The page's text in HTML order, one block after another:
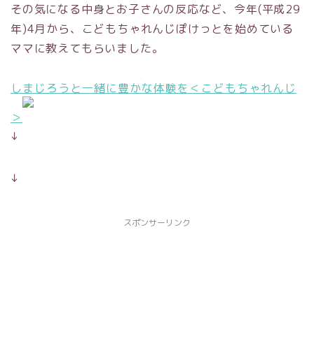
その気になる中身とお子さんの反応など、今年(平成29
年)4月から、こどもちゃれんじぽけっとを始めている
ママに教えてもらいました。
しまじろうと一緒に豊かな体験を＜こどもちゃれんじ
＞
↓
↓
スポンサーリンク